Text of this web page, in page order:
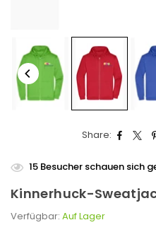
Share:
15 Besucher schauen sich
Kinnerhuck-
Verfügbar: Auf Lager